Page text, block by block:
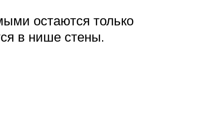
остаются только
в нише стены.